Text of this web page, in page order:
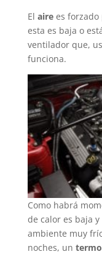
El aire es
esta es baja o
ventilador que,
funciona.
Como habrá
de calor es baja
ambiente muy
noches, un